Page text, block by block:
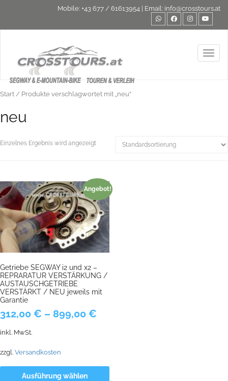
Mobile: +43 677 / 61613954 | Email: info@crosstours.at
Start / Produkte verschlagwortet mit „neu“
neu
Einzelnes Ergebnis wird angezeigt
Angebot!
Getriebe SEGWAY i2 und x2 –
REPRARATUR VERSTÄRKUNG /
AUSTAUSCHGETRIEBE
VERSTÄRKT / NEU jeweils mit
Garantie
312,00 € – 899,00 €
inkl. MwSt.
zzgl. Versandkosten
Ausführung wählen